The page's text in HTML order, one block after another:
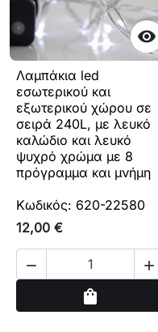

Λαμπάκια led
εσωτερικού και
εξωτερικού χώρου σε
σειρά 240L, με λευκό
καλώδιο και λευκό
ψυχρό χρώμα με 8
πρόγραμμα και μνήμη
Κωδικός: 620-22580
12,00 €
 
shopping_bag